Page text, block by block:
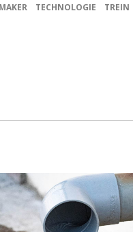
MAKER TECHNOLOGIE TREIN